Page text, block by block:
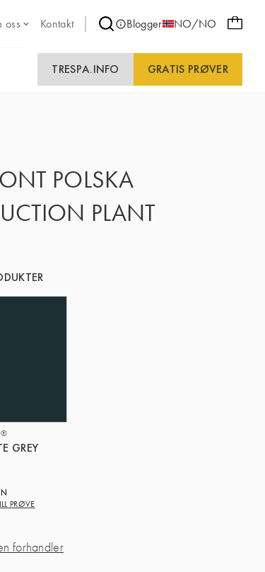
oss Kontakt Blogger NO/NO
TRESPA.INFO GRATIS PRØVER
POLSKA
PLANT
GREY
PRØVE
forhandler